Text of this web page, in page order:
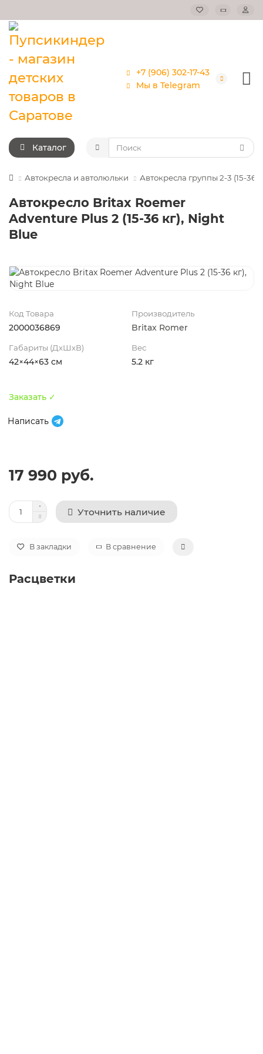
+7 (906) 302-17-43
Мы в Telegram
Каталог
Автокресла и автолюльки Автокресла группы 2-3 (15-
Автокресло Britax Roemer
Adventure Plus 2 (15-36 кг), Night
Blue
Код Товара
2000036869
Производитель
Britax Romer
Габариты (ДхШхВ)
42×44×63 см
Вес
5.2 кг
Заказать ✓
Написать
17 990 руб.
Уточнить наличие
В закладки В сравнение
Расцветки